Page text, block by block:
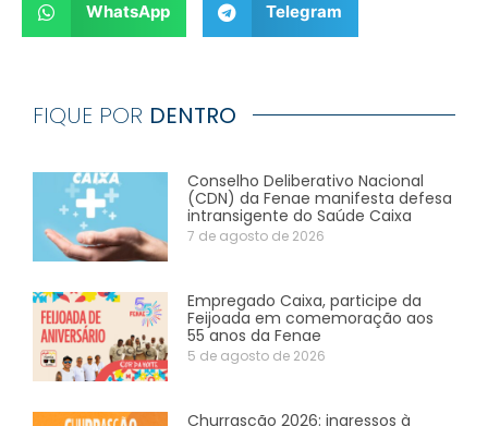
WhatsApp Telegram
FIQUE POR DENTRO
Conselho Deliberativo Nacional
(CDN) da Fenae manifesta defesa
intransigente do Saúde Caixa
7 de agosto de 2026
Empregado Caixa, participe da
Feijoada em comemoração aos
55 anos da Fenae
5 de agosto de 2026
Churrascão 2026: ingressos à